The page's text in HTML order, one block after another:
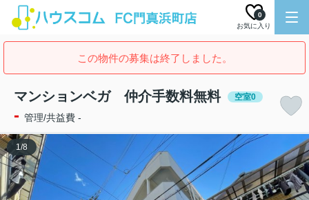
お気に入り
0
この物件の募集は終了しました。
マンションベガ 仲介手数料無料 空室0
- 管理/共益費 -
1/8